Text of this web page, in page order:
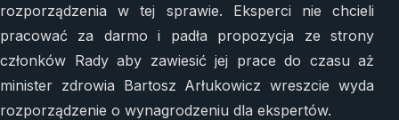
rozporządzenia w tej sprawie. Eksperci nie chcieli
pracować za darmo i padła propozycja ze strony
członków Rady aby zawiesić jej prace do czasu aż
minister zdrowia Bartosz Arłukowicz wreszcie wyda
rozporządzenie o wynagrodzeniu dla ekspertów.